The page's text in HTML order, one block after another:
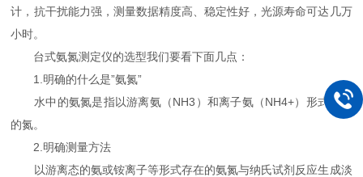
计，抗干扰能力强，测量数据精度高、稳定性好，光源寿命可达几万
小时。
台式氨氮测定仪的选型我们要看下面几点：
1.明确的什么是”氨氮”
水中的氨氮是指以游离氨（NH3）和离子氨（NH4+）形式存在
的氮。
2.明确测量方法
以游离态的氨或铵离子等形式存在的氨氮与纳氏试剂反应生成淡